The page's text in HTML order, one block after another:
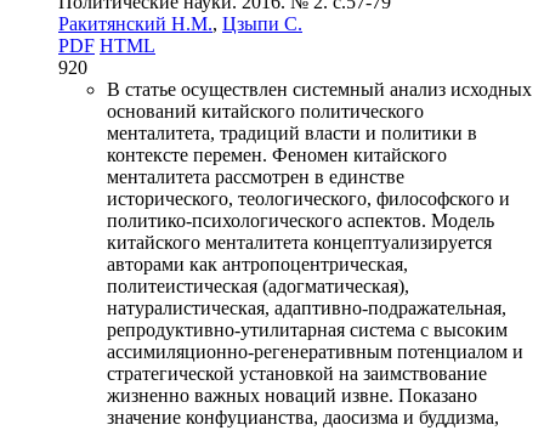
Ракитянский Н.М., Цзыпи С.
PDF HTML
920
В статье осуществлен системный анализ исходных
оснований китайского политического
менталитета, традиций власти и политики в
контексте перемен. Феномен китайского
менталитета рассмотрен в единстве
исторического, теологического, философского и
политико-психологического аспектов. Модель
китайского менталитета концептуализируется
авторами как антропоцентрическая,
политеистическая (адогматическая),
натуралистическая, адаптивно-подражательная,
репродуктивно-утилитарная система с высоким
ассимиляционно-регенеративным потенциалом и
стратегической установкой на заимствование
жизненно важных новаций извне. Показано
значение конфуцианства, даосизма и буддизма,